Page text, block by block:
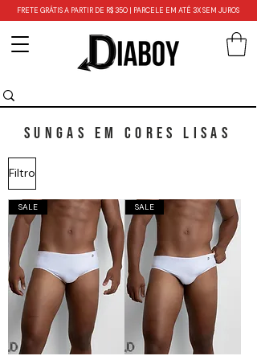
FRETE GRÁTIS A PARTIR DE R$ 350 | PARCELE EM ATÉ 3X SEM JUROS
SUNGAS EM CORES LISAS
Filtro
SALE SALE